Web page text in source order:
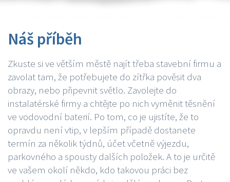
Náš příběh
Zkuste si ve větším městě najít třeba stavební firmu a
zavolat tam, že potřebujete do zítřka pověsit dva
obrazy, nebo připevnit světlo. Zavolejte do
instalatérské firmy a chtějte po nich vyměnit těsnění
ve vodovodní baterií. Po tom, co je ujistíte, že to
opravdu není vtip, v lepším případě dostanete
termín za několik týdnů, účet včetně výjezdu,
parkovného a spousty dalších položek. A to je určitě
ve vašem okolí někdo, kdo takovou práci bez